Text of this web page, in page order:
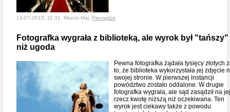
13-07-2015, 11:31, Marcin Maj, Pieniądze
Fotografka wygrała z biblioteką, ale wyrok był "tańszy"
niż ugoda
Pewna fotografka żądała tysięcy złotych
to, że biblioteka wykorzystała jej zdjęcie
swojej stronie. W pierwszej instancji
powództwo zostało oddalone. W drugie
fotografka wygrała, ale sąd zasądził na jej
rzecz kwotę niższą niż oczekiwana. Ten
wyrok jest ciekawy także z powodu